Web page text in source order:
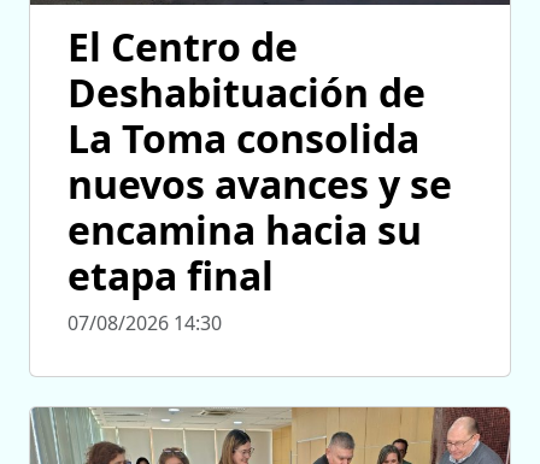
El Centro de
Deshabituación de
La Toma consolida
nuevos avances y se
encamina hacia su
etapa final
07/08/2026 14:30